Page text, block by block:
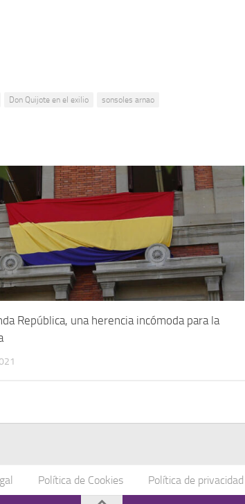
Don Quijote en el exilio sonsoles arnao
República, una herencia incómoda para la
Política de Cookies Política de privacidad